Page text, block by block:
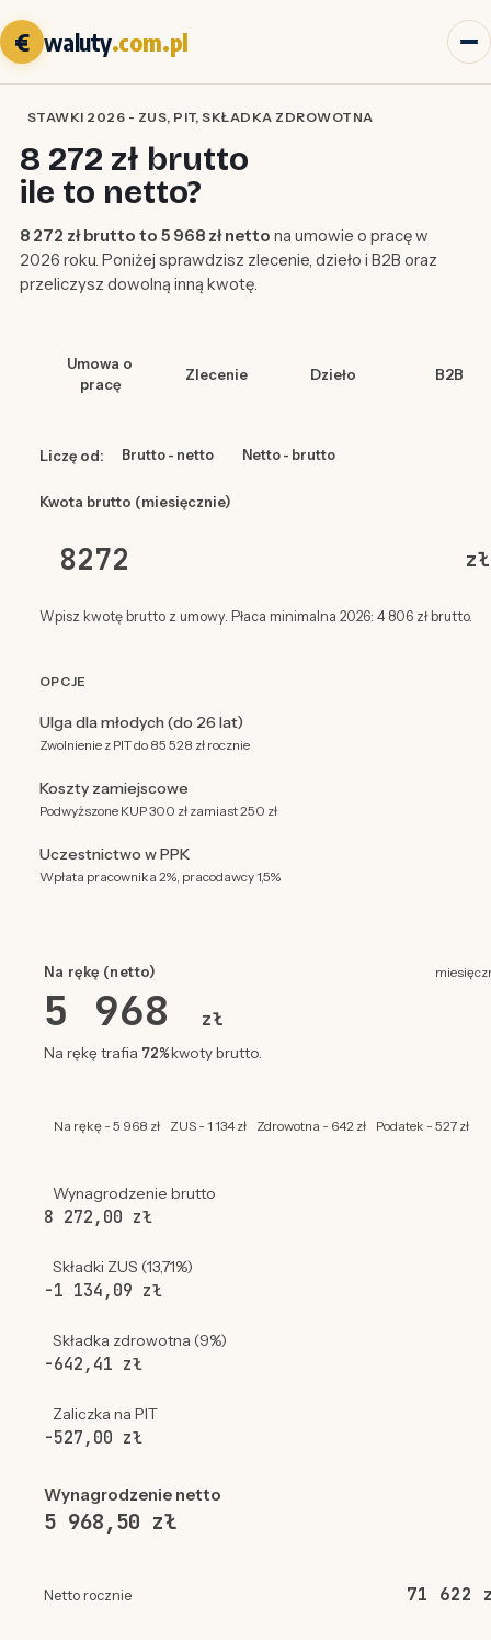
€ waluty.com.pl
STAWKI 2026 - ZUS, PIT, SKŁADKA ZDROWOTNA
8 272 zł brutto
ile to netto?
8 272 zł brutto to 5 968 zł netto na umowie o pracę w
2026 roku. Poniżej sprawdzisz zlecenie, dzieło i B2B oraz
przeliczysz dowolną inną kwotę.
Umowa o
pracę
Zlecenie Dzieło B2B
Liczę od: Brutto - netto Netto - brutto
Kwota brutto (miesięcznie)
zł
Wpisz kwotę brutto z umowy. Płaca minimalna 2026: 4 806 zł brutto.
OPCJE
Ulga dla młodych (do 26 lat)
Zwolnienie z PIT do 85 528 zł rocznie
Koszty zamiejscowe
Podwyższone KUP 300 zł zamiast 250 zł
Uczestnictwo w PPK
Wpłata pracownika 2%, pracodawcy 1,5%
Na rękę (netto)
5 968 zł
Na rękę trafia 72%kwoty brutto.
Na rękę - 5 968 zł ZUS - 1 134 zł Zdrowotna - 642 zł Podatek - 527 zł
Wynagrodzenie brutto
8 272,00 zł
Składki ZUS (13,71%)
-1 134,09 zł
Składka zdrowotna (9%)
-642,41 zł
Zaliczka na PIT
-527,00 zł
Wynagrodzenie netto
5 968,50 zł
Netto rocznie 71 622